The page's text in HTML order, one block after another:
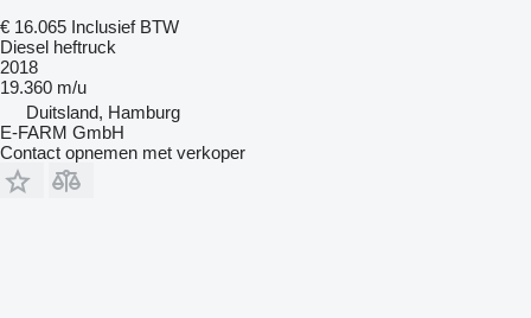
€ 16.065 Inclusief BTW
Diesel heftruck
2018
19.360 m/u
Duitsland, Hamburg
E-FARM GmbH
Contact opnemen met verkoper